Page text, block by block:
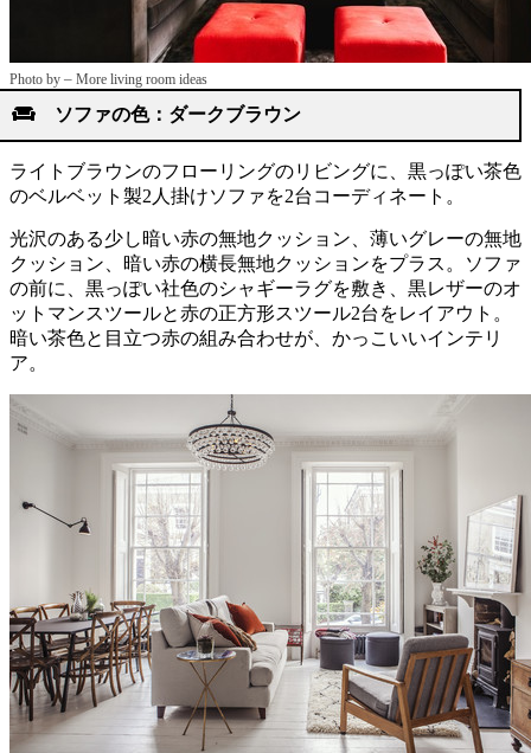
Photo by – More living room ideas
ソファの色：ダークブラウン
ライトブラウンのフローリングのリビングに、黒っぽい茶色
のベルベット製2人掛けソファを2台コーディネート。
光沢のある少し暗い赤の無地クッション、薄いグレーの無地
クッション、暗い赤の横長無地クッションをプラス。ソファ
の前に、黒っぽい社色のシャギーラグを敷き、黒レザーのオ
ットマンスツールと赤の正方形スツール2台をレイアウト。
暗い茶色と目立つ赤の組み合わせが、かっこいいインテリ
ア。